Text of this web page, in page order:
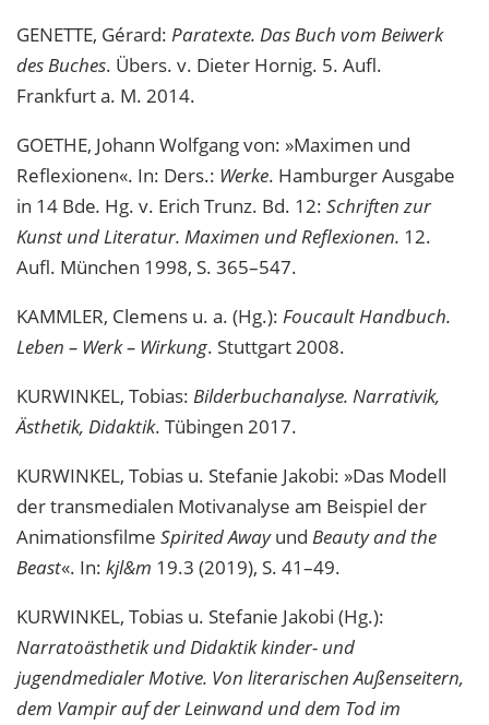
GENETTE, Gérard: Paratexte. Das Buch vom Beiwerk
des Buches. Übers. v. Dieter Hornig. 5. Aufl.
Frankfurt a. M. 2014.
GOETHE, Johann Wolfgang von: »Maximen und
Reflexionen«. In: Ders.: Werke. Hamburger Ausgabe
in 14 Bde. Hg. v. Erich Trunz. Bd. 12: Schriften zur
Kunst und Literatur. Maximen und Reflexionen. 12.
Aufl. München 1998, S. 365–547.
KAMMLER, Clemens u. a. (Hg.): Foucault Handbuch.
Leben – Werk – Wirkung. Stuttgart 2008.
KURWINKEL, Tobias: Bilderbuchanalyse. Narrativik,
Ästhetik, Didaktik. Tübingen 2017.
KURWINKEL, Tobias u. Stefanie Jakobi: »Das Modell
der transmedialen Motivanalyse am Beispiel der
Animationsfilme Spirited Awayund Beauty and the
Beast«. In: kjl&m 19.3 (2019), S. 41–49.
KURWINKEL, Tobias u. Stefanie Jakobi (Hg.):
Narratoästhetik und Didaktik kinder- und
jugendmedialer Motive. Von literarischen Außenseitern,
dem Vampir auf der Leinwand und dem Tod im